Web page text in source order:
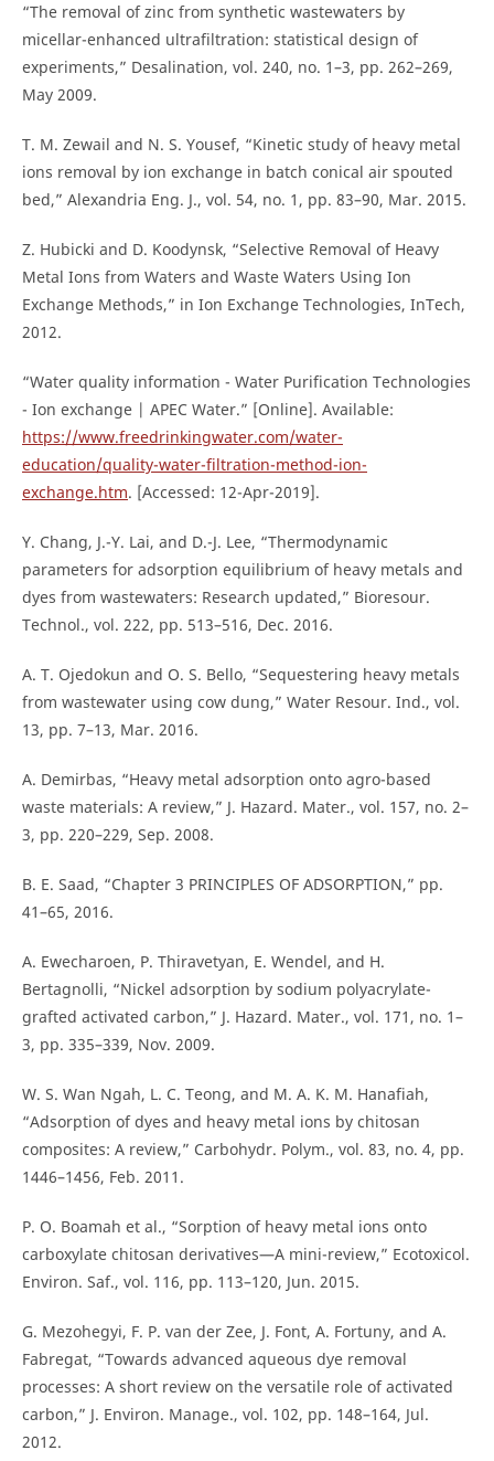
“The removal of zinc from synthetic wastewaters by
micellar-enhanced ultrafiltration: statistical design of
experiments,” Desalination, vol. 240, no. 1–3, pp. 262–269,
May 2009.
T. M. Zewail and N. S. Yousef, “Kinetic study of heavy metal
ions removal by ion exchange in batch conical air spouted
bed,” Alexandria Eng. J., vol. 54, no. 1, pp. 83–90, Mar. 2015.
Z. Hubicki and D. Koodynsk, “Selective Removal of Heavy
Metal Ions from Waters and Waste Waters Using Ion
Exchange Methods,” in Ion Exchange Technologies, InTech,
2012.
“Water quality information - Water Purification Technologies
- Ion exchange | APEC Water.” [Online]. Available:
https://www.freedrinkingwater.com/water-
education/quality-water-filtration-method-ion-
exchange.htm. [Accessed: 12-Apr-2019].
Y. Chang, J.-Y. Lai, and D.-J. Lee, “Thermodynamic
parameters for adsorption equilibrium of heavy metals and
dyes from wastewaters: Research updated,” Bioresour.
Technol., vol. 222, pp. 513–516, Dec. 2016.
A. T. Ojedokun and O. S. Bello, “Sequestering heavy metals
from wastewater using cow dung,” Water Resour. Ind., vol.
13, pp. 7–13, Mar. 2016.
A. Demirbas, “Heavy metal adsorption onto agro-based
waste materials: A review,” J. Hazard. Mater., vol. 157, no. 2–
3, pp. 220–229, Sep. 2008.
B. E. Saad, “Chapter 3 PRINCIPLES OF ADSORPTION,” pp.
41–65, 2016.
A. Ewecharoen, P. Thiravetyan, E. Wendel, and H.
Bertagnolli, “Nickel adsorption by sodium polyacrylate-
grafted activated carbon,” J. Hazard. Mater., vol. 171, no. 1–
3, pp. 335–339, Nov. 2009.
W. S. Wan Ngah, L. C. Teong, and M. A. K. M. Hanafiah,
“Adsorption of dyes and heavy metal ions by chitosan
composites: A review,” Carbohydr. Polym., vol. 83, no. 4, pp.
1446–1456, Feb. 2011.
P. O. Boamah et al., “Sorption of heavy metal ions onto
carboxylate chitosan derivatives—A mini-review,” Ecotoxicol.
Environ. Saf., vol. 116, pp. 113–120, Jun. 2015.
G. Mezohegyi, F. P. van der Zee, J. Font, A. Fortuny, and A.
Fabregat, “Towards advanced aqueous dye removal
processes: A short review on the versatile role of activated
carbon,” J. Environ. Manage., vol. 102, pp. 148–164, Jul.
2012.